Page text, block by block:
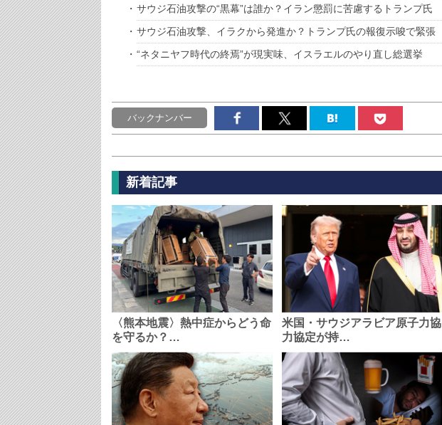
サウジ石油攻撃の“黒幕”は誰か？イラン懲罰に苦慮するトランプ氏
サウジ石油攻撃、イラクから発進か？トランプ氏の報復示唆で緊張
“ネタニヤフ時代の終焉”が現実味、イスラエルのやり直し総選挙
バックナンバー
新着記事
〈熊本地震〉熱中症からどう命
を守るか？…
米国・サウジアラビア原子力協
力協定が持…